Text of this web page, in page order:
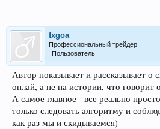
fxgoa
Профессиональный трейдер
Пользователь
Автор показывает и рассказывает о
онлай, а не на истории, что говорит
А самое главное - все реально
только следовать алгоритму и
как раз мы и скидываемся)